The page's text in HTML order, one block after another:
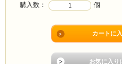
購入数： 個